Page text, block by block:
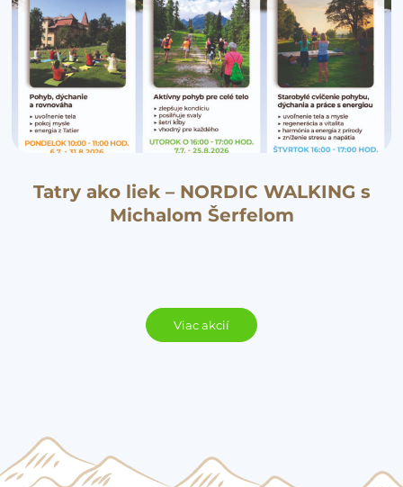
Tatry ako liek – NORDIC WALKING s
Michalom Šerfelom
Viac akcií